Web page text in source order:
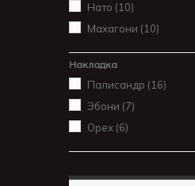
Нато (10)
Махагони (10)
Накладка
Палисандр (16)
Эбони (7)
Орех (6)